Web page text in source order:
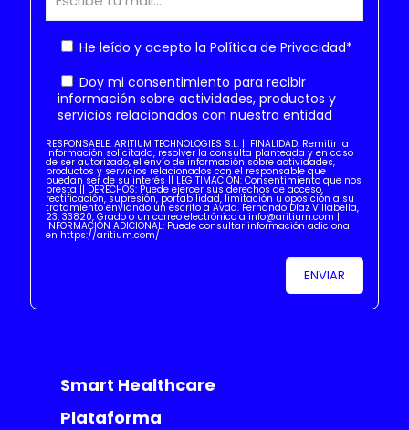
He leído y acepto la Política de Privacidad*
Doy mi consentimiento para recibir
información sobre actividades, productos y
servicios relacionados con nuestra entidad
RESPONSABLE: ARITIUM TECHNOLOGIES S.L. || FINALIDAD: Remitir la
información solicitada, resolver la consulta planteada y en caso
de ser autorizado, el envío de información sobre actividades,
productos y servicios relacionados con el responsable que
puedan ser de su interés || LEGITIMACIÓN: Consentimiento que nos
presta || DERECHOS: Puede ejercer sus derechos de acceso,
rectificación, supresión, portabilidad, limitación u oposición a su
tratamiento enviando un escrito a Avda. Fernando Díaz Villabella,
23, 33820, Grado o un correo electrónico a info@aritium.com ||
INFORMACIÓN ADICIONAL: Puede consultar información adicional
en https://aritium.com/
Smart Healthcare
Plataforma